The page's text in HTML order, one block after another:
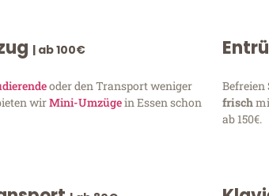
| ab 100€
oder den Transport weniger
wirMini-Umzügein Essen schon
Befreien
frisch
ab 150€.